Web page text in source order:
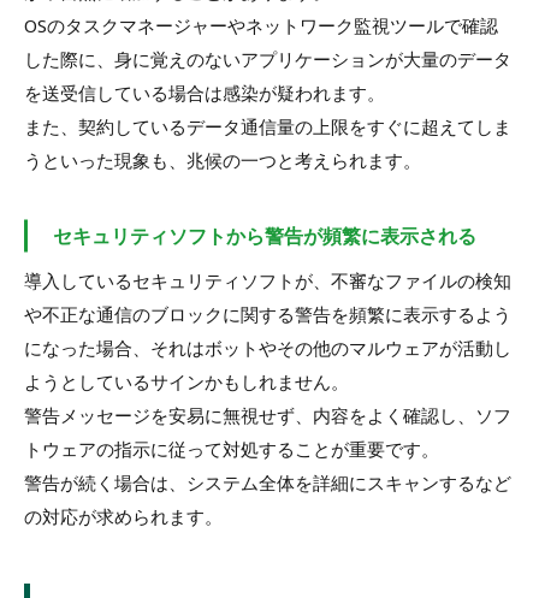
OSのタスクマネージャーやネットワーク監視ツールで確認
した際に、身に覚えのないアプリケーションが大量のデータ
を送受信している場合は感染が疑われます。
また、契約しているデータ通信量の上限をすぐに超えてしま
うといった現象も、兆候の一つと考えられます。
セキュリティソフトから警告が頻繁に表示される
導入しているセキュリティソフトが、不審なファイルの検知
や不正な通信のブロックに関する警告を頻繁に表示するよう
になった場合、それはボットやその他のマルウェアが活動し
ようとしているサインかもしれません。
警告メッセージを安易に無視せず、内容をよく確認し、ソフ
トウェアの指示に従って対処することが重要です。
警告が続く場合は、システム全体を詳細にスキャンするなど
の対応が求められます。